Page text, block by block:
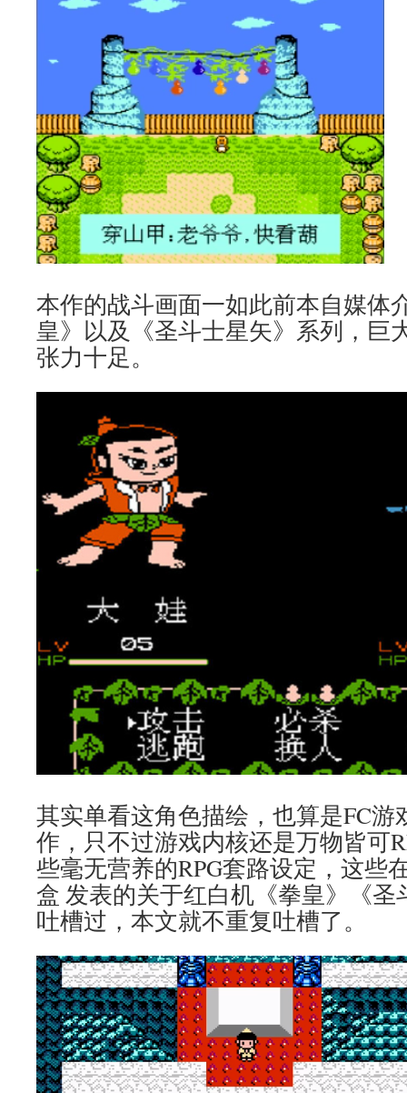
本作的战斗画面一如此前本自媒体
皇》以及《圣斗士星矢》系列，巨
张力十足。
其实单看这角色描绘，也算是FC游
作，只不过游戏内核还是万物皆可
些毫无营养的RPG套路设定，这些
盒 发表的关于红白机《拳皇》《
吐槽过，本文就不重复吐槽了。